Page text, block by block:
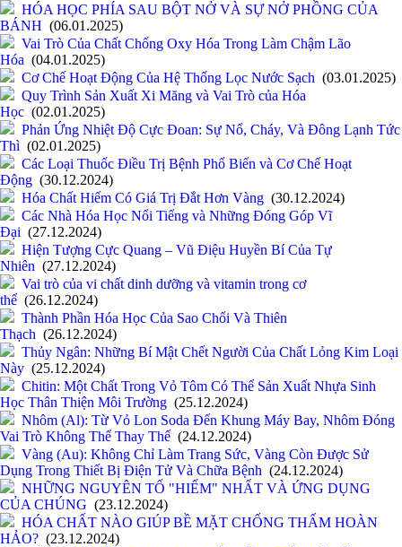
HÓA HỌC PHÍA SAU BỘT NỞ VÀ SỰ NỞ PHỒNG CỦA
BÁNH (06.01.2025)
Vai Trò Của Chất Chống Oxy Hóa Trong Làm Chậm Lão
Hóa (04.01.2025)
Cơ Chế Hoạt Động Của Hệ Thống Lọc Nước Sạch (03.01.2025)
Quy Trình Sản Xuất Xi Măng và Vai Trò của Hóa
Học (02.01.2025)
Phản Ứng Nhiệt Độ Cực Đoan: Sự Nổ, Cháy, Và Đông Lạnh Tức
Thì (02.01.2025)
Các Loại Thuốc Điều Trị Bệnh Phổ Biến và Cơ Chế Hoạt
Động (30.12.2024)
Hóa Chất Hiếm Có Giá Trị Đắt Hơn Vàng (30.12.2024)
Các Nhà Hóa Học Nổi Tiếng và Những Đóng Góp Vĩ
Đại (27.12.2024)
Hiện Tượng Cực Quang – Vũ Điệu Huyền Bí Của Tự
Nhiên (27.12.2024)
Vai trò của vi chất dinh dưỡng và vitamin trong cơ
thể (26.12.2024)
Thành Phần Hóa Học Của Sao Chổi Và Thiên
Thạch (26.12.2024)
Thủy Ngân: Những Bí Mật Chết Người Của Chất Lỏng Kim Loại
Này (25.12.2024)
Chitin: Một Chất Trong Vỏ Tôm Có Thể Sản Xuất Nhựa Sinh
Học Thân Thiện Môi Trường (25.12.2024)
Nhôm (Al): Từ Vỏ Lon Soda Đến Khung Máy Bay, Nhôm Đóng
Vai Trò Không Thể Thay Thế (24.12.2024)
Vàng (Au): Không Chỉ Làm Trang Sức, Vàng Còn Được Sử
Dụng Trong Thiết Bị Điện Tử Và Chữa Bệnh (24.12.2024)
NHỮNG NGUYÊN TỐ "HIẾM" NHẤT VÀ ỨNG DỤNG
CỦA CHÚNG (23.12.2024)
HÓA CHẤT NÀO GIÚP BỀ MẶT CHỐNG THẤM HOÀN
HẢO? (23.12.2024)